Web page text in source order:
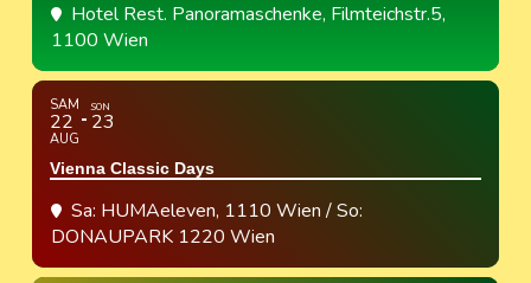
Hotel Rest. Panoramaschenke, Filmteichstr.5,
1100 Wien
SAM
22
AUG
SON
23
Vienna Classic Days
Sa: HUMAeleven, 1110 Wien / So:
DONAUPARK 1220 Wien